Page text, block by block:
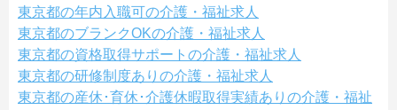
東京都の年内入職可の介護・福祉求人
東京都のブランクOKの介護・福祉求人
東京都の資格取得サポートの介護・福祉求人
東京都の研修制度ありの介護・福祉求人
東京都の産休･育休･介護休暇取得実績ありの介護・福祉